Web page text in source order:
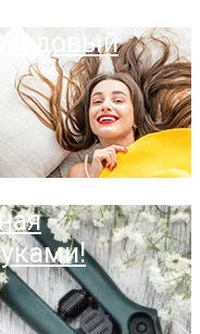
медовый